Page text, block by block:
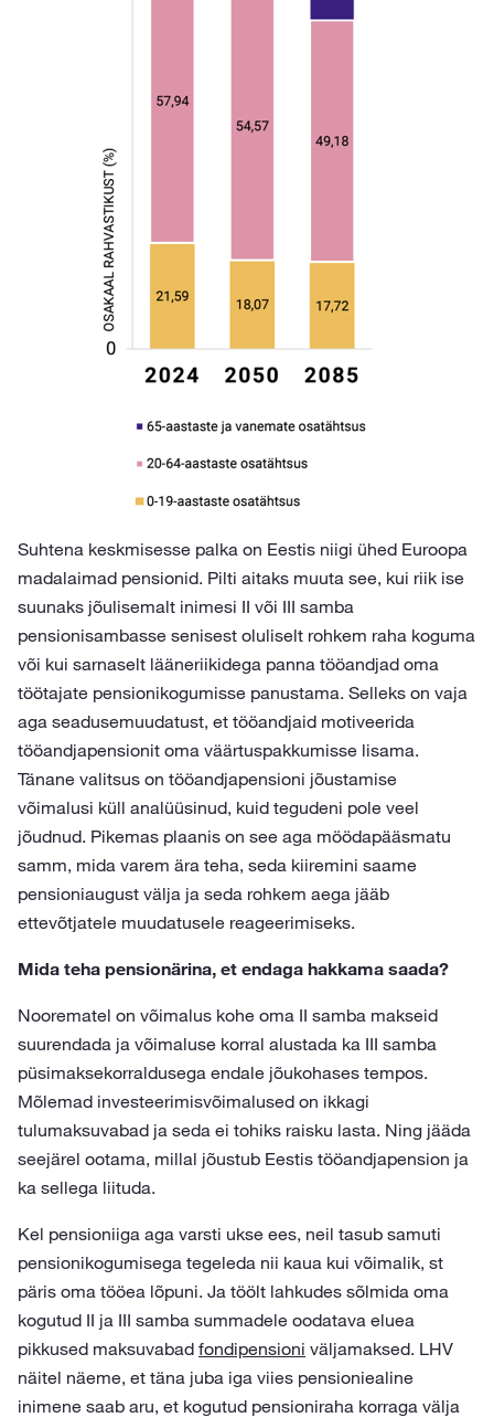
Suhtena keskmisesse palka on Eestis niigi ühed Euroopa
madalaimad pensionid. Pilti aitaks muuta see, kui riik ise
suunaks jõulisemalt inimesi II või III samba
pensionisambasse senisest oluliselt rohkem raha koguma
või kui sarnaselt lääneriikidega panna tööandjad oma
töötajate pensionikogumisse panustama. Selleks on vaja
aga seadusemuudatust, et tööandjaid motiveerida
tööandjapensionit oma väärtuspakkumisse lisama.
Tänane valitsus on tööandjapensioni jõustamise
võimalusi küll analüüsinud, kuid tegudeni pole veel
jõudnud. Pikemas plaanis on see aga möödapääsmatu
samm, mida varem ära teha, seda kiiremini saame
pensioniaugust välja ja seda rohkem aega jääb
ettevõtjatele muudatusele reageerimiseks.
Mida teha pensionärina, et endaga hakkama saada?
Noorematel on võimalus kohe oma II samba makseid
suurendada ja võimaluse korral alustada ka III samba
püsimaksekorraldusega endale jõukohases tempos.
Mõlemad investeerimisvõimalused on ikkagi
tulumaksuvabad ja seda ei tohiks raisku lasta. Ning jääda
seejärel ootama, millal jõustub Eestis tööandjapension ja
ka sellega liituda.
Kel pensioniiga aga varsti ukse ees, neil tasub samuti
pensionikogumisega tegeleda nii kaua kui võimalik, st
päris oma tööea lõpuni. Ja töölt lahkudes sõlmida oma
kogutud II ja III samba summadele oodatava eluea
pikkused maksuvabad fondipensioni väljamaksed. LHV
näitel näeme, et täna juba iga viies pensioniealine
inimene saab aru, et kogutud pensioniraha korraga välja